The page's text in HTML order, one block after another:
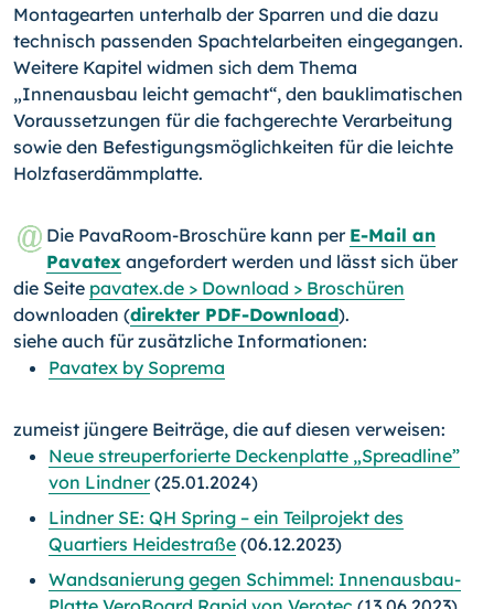
Montagearten unterhalb der Sparren und die dazu
technisch passenden Spachtelarbeiten eingegangen.
Weitere Kapitel widmen sich dem Thema
„Innenausbau leicht gemacht“, den bauklimatischen
Voraussetzungen für die fachgerechte Verarbeitung
sowie den Befestigungsmöglichkeiten für die leichte
Holzfaserdämmplatte.
Die PavaRoom-Broschüre kann per E-Mail an
Pavatex angefordert werden und lässt sich über
die Seite pavatex.de > Download > Broschüren
downloaden (direkter PDF-Download).
siehe auch für zusätzliche Informationen:
Pavatex by Soprema
zumeist jüngere Beiträge, die auf diesen verweisen:
Neue streuperforierte Deckenplatte „Spreadline”
von Lindner(25.01.2024)
Lindner SE: QH Spring – ein Teilprojekt des
Quartiers Heidestraße (06.12.2023)
Wandsanierung gegen Schimmel: Innenausbau-